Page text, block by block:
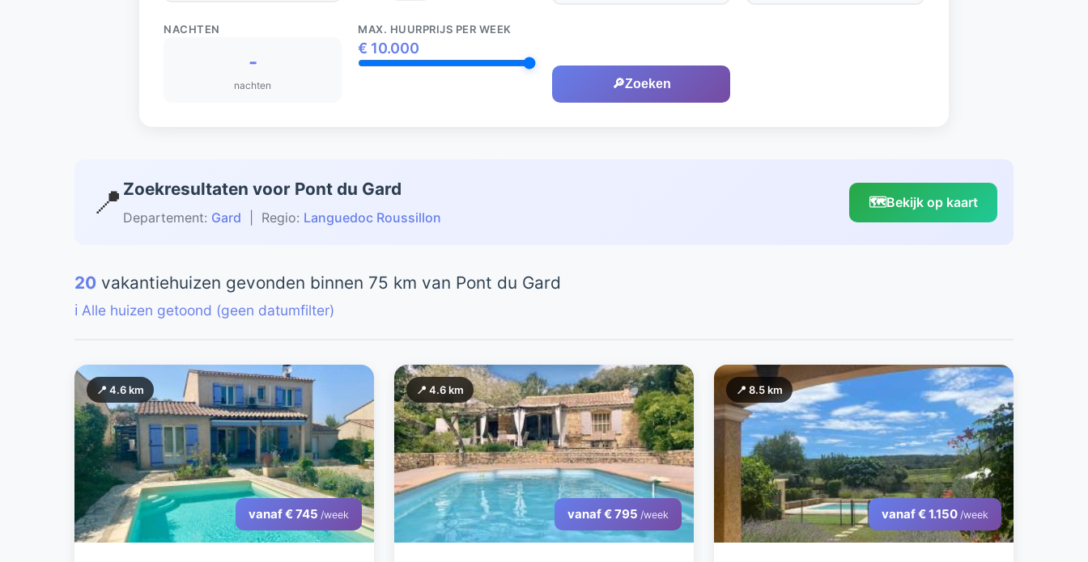
NACHTEN
-
nachten
MAX. HUURPRIJS PER WEEK
€ 10.000
🔎Zoeken
📍 Zoekresultaten voor Pont du Gard
Departement: Gard | Regio: Languedoc Roussillon
🗺️Bekijk op kaart
20 vakantiehuizen gevonden binnen 75 km van Pont du Gard
ℹ️ Alle huizen getoond (geen datumfilter)
📍 4.6 km
vanaf € 745 /week
📍 4.6 km
vanaf € 795 /week
📍 8.5 km
vanaf € 1.150 /week